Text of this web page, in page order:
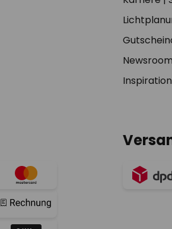
Newsroom
Inspiration